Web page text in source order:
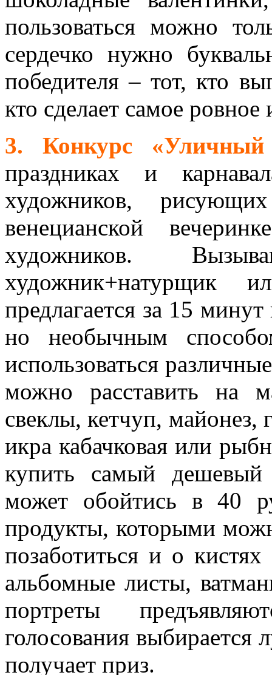
пользоваться можно
сердечко нужно
победителя – тот, кто
кто сделает самое ровное
3. Конкурс «Уличный
праздниках и
художников,
венецианской
художников.
художник+натурщик
предлагается за 15
но необычным
использоваться
можно расставить на
свеклы, кетчуп, майонез,
икра кабачковая или
купить самый
может обойтись в 40
продукты, которыми
позаботиться и о
альбомные листы,
портреты
голосования выбирается
получает приз.